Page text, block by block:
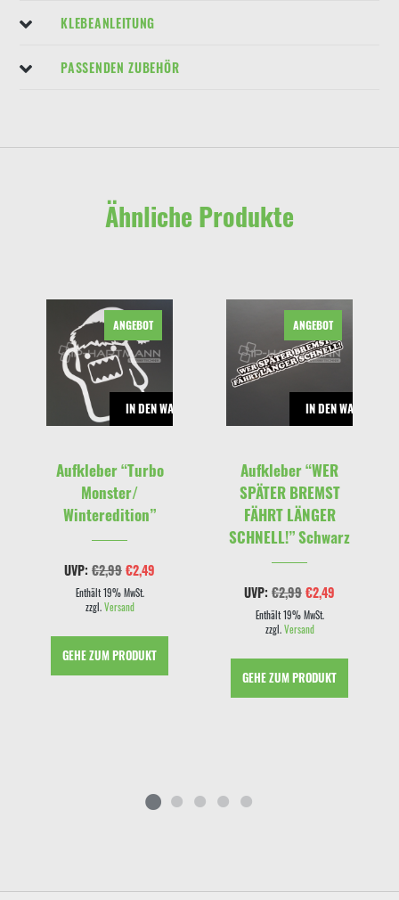
KLEBEANLEITUNG
PASSENDEN ZUBEHÖR
Ähnliche Produkte
IN DEN WARENKORB
ANGEBOT
Aufkleber “Turbo
Monster/
Winteredition”
UVP: €2,99Ursprünglicher
Preis
war:
€2,99
€2,49
Enthält 19% MwSt.
zzgl.Versand
GEHE ZUM PRODUKT
IN DEN
ANGEBOT
Aufkleber “WER
SPÄTER BREMST
FÄHRT LÄNGER
SCHNELL!” Schwarz
UVP: €2,99Ursprünglicher
Preis
war:
€2,99
€2,49
Enthält 19% MwSt.
zzgl.Versand
GEHE ZUM PRODUKT